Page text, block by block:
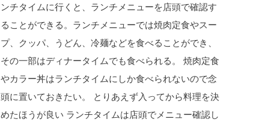
ンチタイムに行くと、ランチメニューを店頭で確認す
ることができる。ランチメニューでは焼肉定食やスー
プ、クッパ、うどん、冷麺などを食べることができ、
その一部はディナータイムでも食べられる。 焼肉定食
やカラー丼はランチタイムにしか食べられないので念
頭に置いておきたい。 とりあえず入ってから料理を決
めたほうが良い ランチタイムは店頭でメニュー確認し